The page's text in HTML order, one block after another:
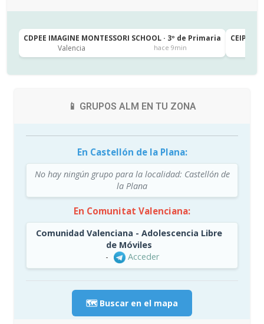
CDPEE IMAGINE MONTESSORI SCHOOL · 3º de Primaria
Valencia
hace 9min
CEIP
📱 GRUPOS ALM EN TU ZONA
En Castellón de la Plana:
No hay ningún grupo para la localidad: Castellón de
la Plana
En Comunitat Valenciana:
Comunidad Valenciana - Adolescencia Libre
de Móviles
-
Acceder
🗺️ Buscar en el mapa